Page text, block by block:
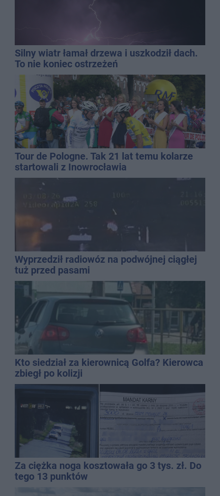
Silny wiatr łamał drzewa i uszkodził dach.
To nie koniec ostrzeżeń
Tour de Pologne. Tak 21 lat temu kolarze
startowali z Inowrocławia
Wyprzedził radiowóz na podwójnej ciągłej
tuż przed pasami
Kto siedział za kierownicą Golfa? Kierowca
zbiegł po kolizji
Za ciężka noga kosztowała go 3 tys. zł. Do
tego 13 punktów